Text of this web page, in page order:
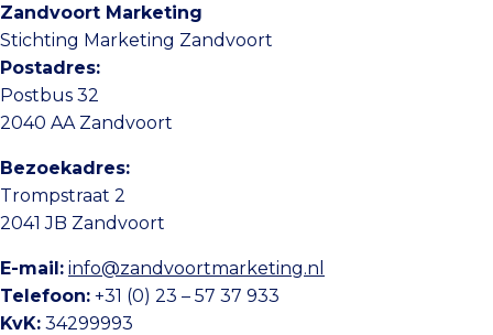
Zandvoort Marketing
Stichting Marketing Zandvoort
Postadres:
Postbus 32
2040 AA Zandvoort
Bezoekadres:
Trompstraat 2
2041 JB Zandvoort
E-mail: info@zandvoortmarketing.nl
Telefoon: +31 (0) 23 – 57 37 933
KvK: 34299993